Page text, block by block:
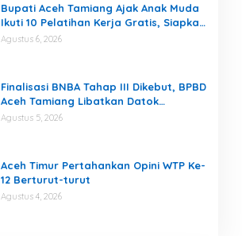
Bupati Aceh Tamiang Ajak Anak Muda
Ikuti 10 Pelatihan Kerja Gratis, Siapkan
SDM Siap Kerja dan Berwirausaha
Agustus 6, 2026
Finalisasi BNBA Tahap III Dikebut, BPBD
Aceh Tamiang Libatkan Datok
Penghulu untuk Vervali Stimulan
Agustus 5, 2026
Aceh Timur Pertahankan Opini WTP Ke-
12 Berturut-turut
Agustus 4, 2026